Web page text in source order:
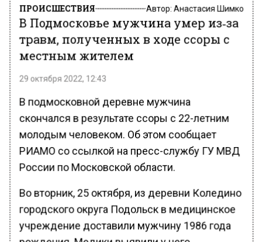
ПРОИСШЕСТВИЯ Автор: Анастасия Шимко
В Подмосковье мужчина умер из‑за
травм, полученных в ходе ссоры с
местным жителем
29 октября 2022, 12:43
В подмосковной деревне мужчина
скончался в результате ссоры с 22-летним
молодым человеком. Об этом сообщает
РИАМО со ссылкой на пресс-службу ГУ МВД
России по Московской области.
Во вторник, 25 октября, из деревни Коледино
городского округа Подольск в медицинское
учреждение доставили мужчину 1986 года